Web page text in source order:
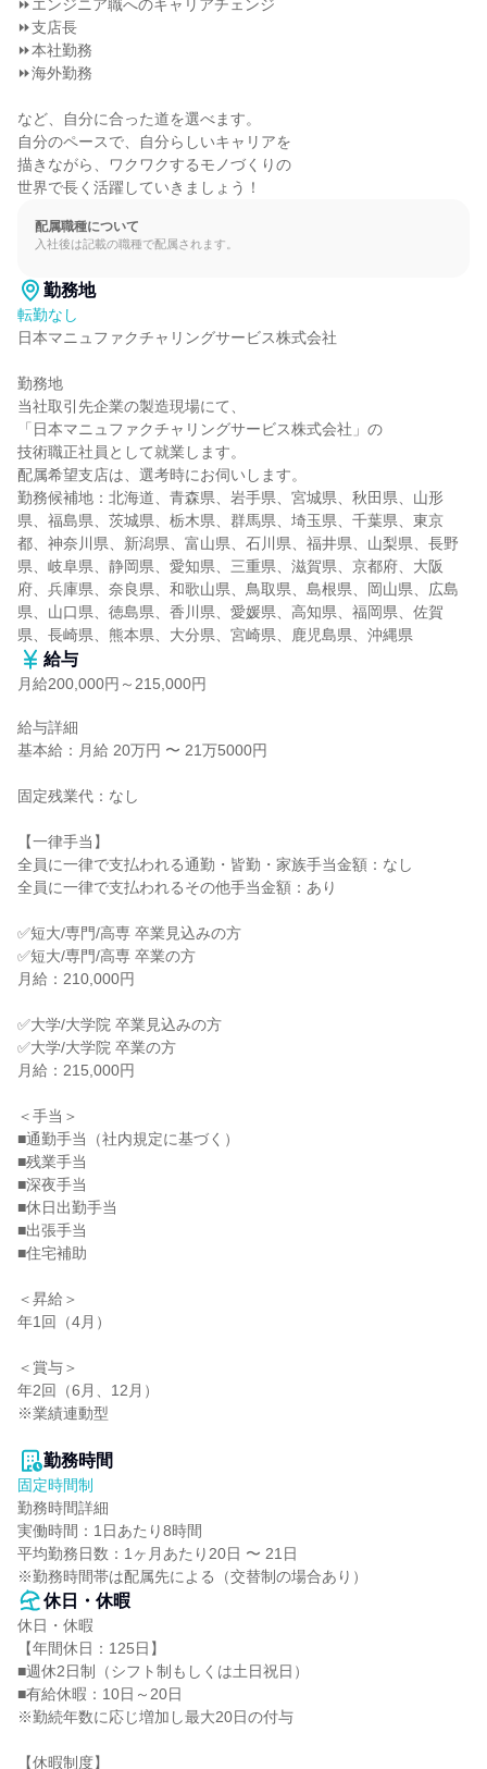
⏩エンジニア職へのキャリアチェンジ
⏩支店長
⏩本社勤務
⏩海外勤務
など、自分に合った道を選べます。
自分のペースで、自分らしいキャリアを
描きながら、ワクワクするモノづくりの
世界で長く活躍していきましょう！
配属職種について
入社後は記載の職種で配属されます。
勤務地
転勤なし
日本マニュファクチャリングサービス株式会社
勤務地
当社取引先企業の製造現場にて、
「日本マニュファクチャリングサービス株式会社」の
技術職正社員として就業します。
配属希望支店は、選考時にお伺いします。
勤務候補地：北海道、青森県、岩手県、宮城県、秋田県、山形
県、福島県、茨城県、栃木県、群馬県、埼玉県、千葉県、東京
都、神奈川県、新潟県、富山県、石川県、福井県、山梨県、長野
県、岐阜県、静岡県、愛知県、三重県、滋賀県、京都府、大阪
府、兵庫県、奈良県、和歌山県、鳥取県、島根県、岡山県、広島
県、山口県、徳島県、香川県、愛媛県、高知県、福岡県、佐賀
県、長崎県、熊本県、大分県、宮崎県、鹿児島県、沖縄県
給与
月給200,000円～215,000円
給与詳細
基本給：月給 20万円 〜 21万5000円
固定残業代：なし
【一律手当】
全員に一律で支払われる通勤・皆勤・家族手当金額：なし
全員に一律で支払われるその他手当金額：あり
✅短大/専門/高専 卒業見込みの方
✅短大/専門/高専 卒業の方
月給：210,000円
✅大学/大学院 卒業見込みの方
✅大学/大学院 卒業の方
月給：215,000円
＜手当＞
■通勤手当（社内規定に基づく）
■残業手当
■深夜手当
■休日出勤手当
■出張手当
■住宅補助
＜昇給＞
年1回（4月）
＜賞与＞
年2回（6月、12月）
※業績連動型
勤務時間
固定時間制
勤務時間詳細
実働時間：1日あたり8時間
平均勤務日数：1ヶ月あたり20日 〜 21日
※勤務時間帯は配属先による（交替制の場合あり）
休日・休暇
休日・休暇
【年間休日：125日】
■週休2日制（シフト制もしくは土日祝日）
■有給休暇：10日～20日
※勤続年数に応じ増加し最大20日の付与
【休暇制度】